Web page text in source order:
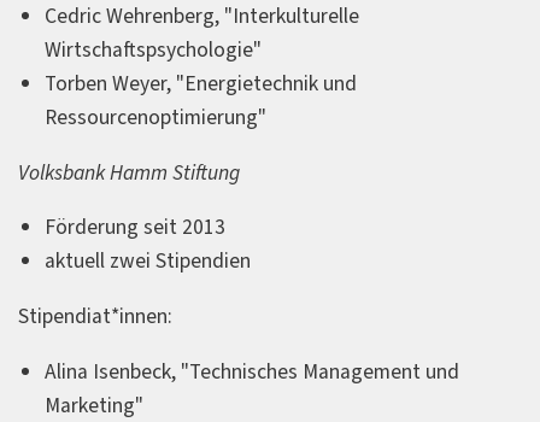
Cedric Wehrenberg, "Interkulturelle
Wirtschaftspsychologie"
Torben Weyer, "Energietechnik und
Ressourcenoptimierung"
Volksbank Hamm Stiftung
Förderung seit 2013
aktuell zwei Stipendien
Stipendiat*innen:
Alina Isenbeck, "Technisches Management und
Marketing"